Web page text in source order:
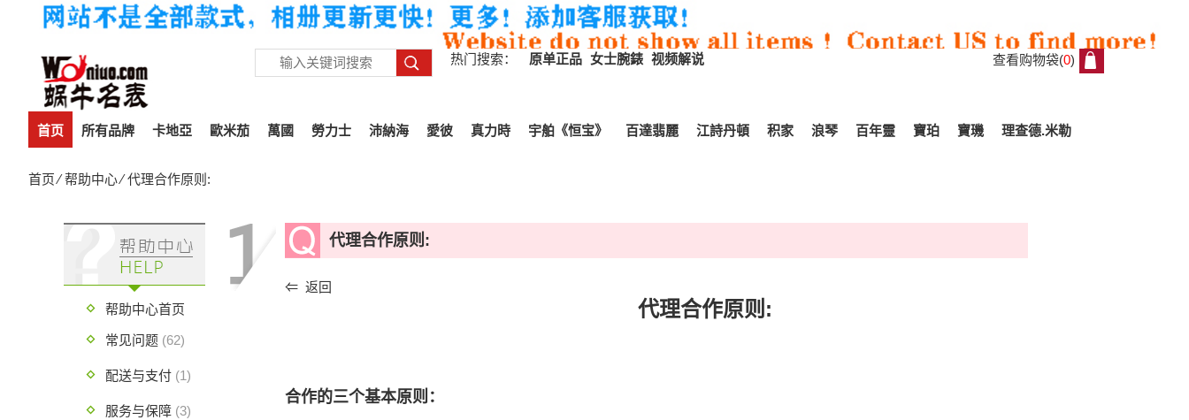
热门搜索： 原单正品 女士腕錶 视频解说 查看购物袋(0)
首页 所有品牌 卡地亞 歐米茄 萬國 勞力士 沛納海 愛彼 真力時 宇舶《恒宝》 百達翡麗 江詩丹頓 积家 浪琴 百年靈 寶珀 寶璣 理查德.米勒
首页⁄帮助中心⁄ 代理合作原则:
代理合作原则:
⇐ 返回
代理合作原则:
合作的三个基本原则：
帮助中心首页
常见问题 (62)
配送与支付 (1)
服务与保障 (3)